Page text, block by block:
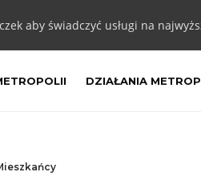
aby świadczyć usługi na
DZIAŁANIA